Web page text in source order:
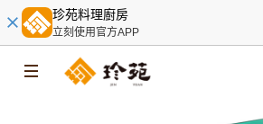
珍苑料理廚房
立刻使用官方APP